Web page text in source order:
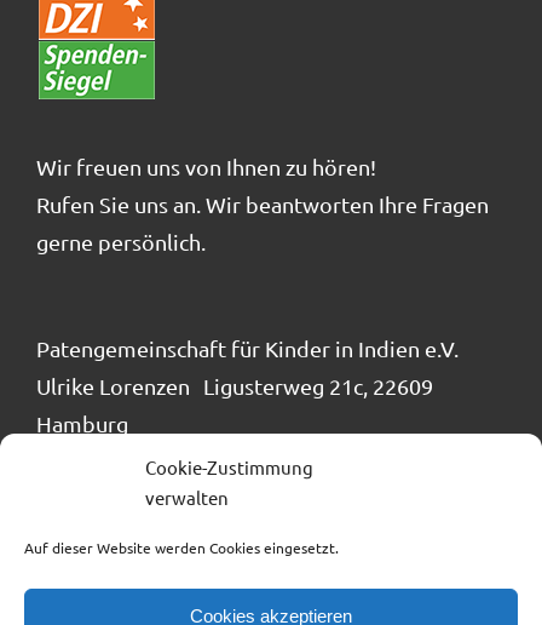
Cookie-Zustimmung
verwalten
Auf dieser Website werden Cookies eingesetzt.
Cookies akzeptieren
Wir freuen uns von Ihnen zu hören!
Rufen Sie uns an. Wir beantworten Ihre Fragen
gerne persönlich.
Patengemeinschaft für Kinder in Indien e.V.
Ulrike Lorenzen Ligusterweg 21c, 22609
Hamburg
Tel.: 040 / 866 24 884
info@patengemeinschaft.de